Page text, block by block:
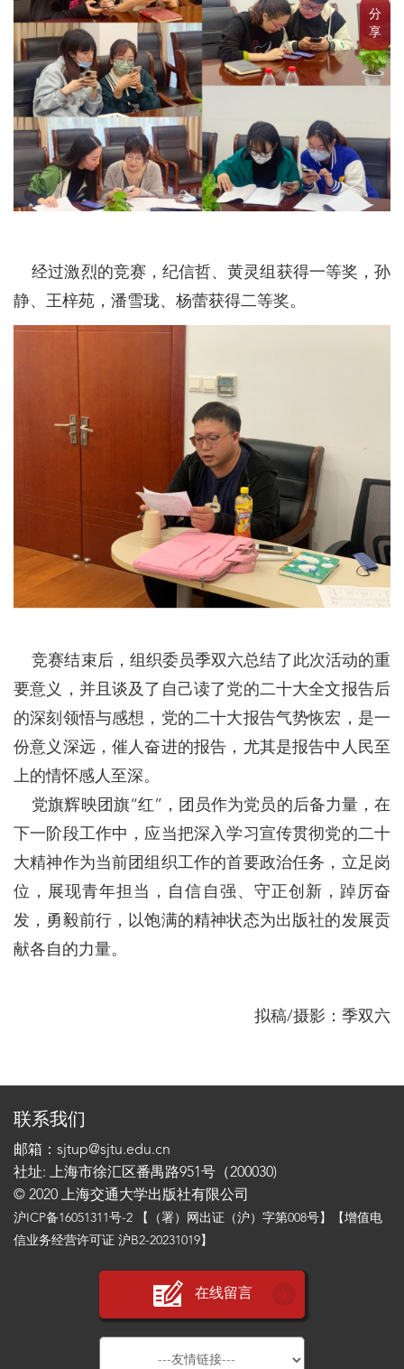
分
享
经过激烈的竞赛，纪信哲、黄灵组获得一等奖，孙
静、王梓苑，潘雪珑、杨蕾获得二等奖。
竞赛结束后，组织委员季双六总结了此次活动的重
要意义，并且谈及了自己读了党的二十大全文报告后
的深刻领悟与感想，党的二十大报告气势恢宏，是一
份意义深远，催人奋进的报告，尤其是报告中人民至
上的情怀感人至深。
党旗辉映团旗“红”，团员作为党员的后备力量，在
下一阶段工作中，应当把深入学习宣传贯彻党的二十
大精神作为当前团组织工作的首要政治任务，立足岗
位，展现青年担当，自信自强、守正创新，踔厉奋
发，勇毅前行，以饱满的精神状态为出版社的发展贡
献各自的力量。
拟稿/摄影：季双六
联系我们
邮箱：sjtup@sjtu.edu.cn
社址: 上海市徐汇区番禺路951号（200030)
© 2020 上海交通大学出版社有限公司
沪ICP备16051311号-2 【（署）网出证（沪）字第008号】【增值电
信业务经营许可证 沪B2-20231019】
在线留言